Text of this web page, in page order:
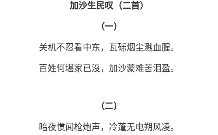
加沙生民叹（二首）
（一）
关机不忍看中东，瓦砾烟尘溅血腥。
百姓何堪家已沒，加沙蒙难苦泪盈。
（二）
暗夜惯闻枪炮声，冷蓬无电朔风凌。